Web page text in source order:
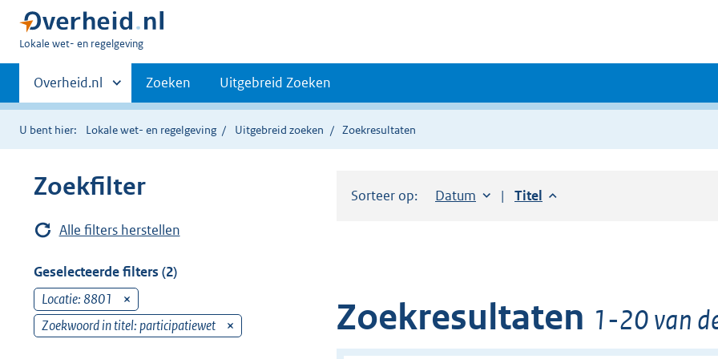
U
hier:
Lokale wet- en regelgeving
Primaire
navigatie
Andere
sites
binnen
Overheid.nl Zoeken Uitgebreid Zoeken
U bent hier: Lokale wet- en regelgeving Uitgebreid zoeken Zoekresultaten
Zoekfilter
Alle filters herstellen
Geselecteerde filters (2)
Locatie: 8801
e
r
Zoekwoord in titel: participatiewet
Sorteer op: Sorteer op:
Datum aflopendSorteer op:
Titel aflopend
Zoekresultaten 1-20 van